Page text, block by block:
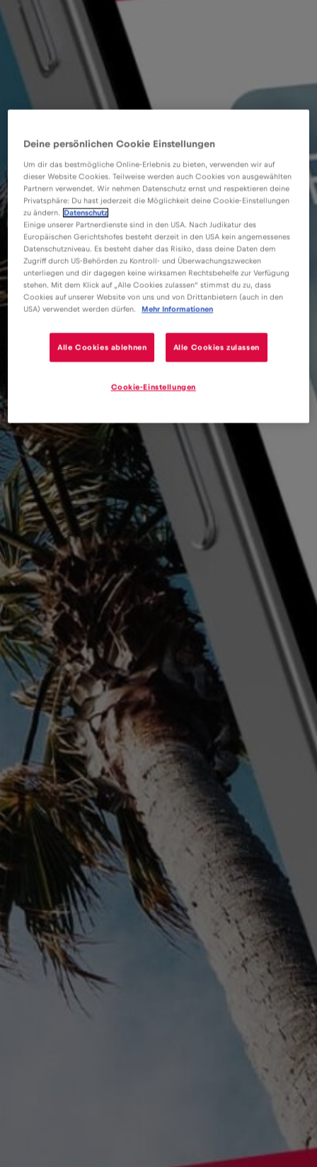
Deine persönlichen Cookie Einstellungen
Um dir das bestmögliche Online-Erlebnis zu bieten, verwenden wir auf
dieser Website Cookies. Teilweise werden auch Cookies von ausgewählten
Partnern verwendet. Wir nehmen Datenschutz ernst und respektieren deine
Privatsphäre: Du hast jederzeit die Möglichkeit deine Cookie-Einstellungen
zu ändern.
Datenschutz
Einige unserer Partnerdienste sind in den USA. Nach Judikatur des
Europäischen Gerichtshofes besteht derzeit in den USA kein angemessenes
Datenschutzniveau. Es besteht daher das Risiko, dass deine Daten dem
Zugriff durch US-Behörden zu Kontroll- und Überwachungszwecken
unterliegen und dir dagegen keine wirksamen Rechtsbehelfe zur Verfügung
stehen. Mit dem Klick auf „Alle Cookies zulassen“ stimmst du zu, dass
Cookies auf unserer Website von uns und von Drittanbietern (auch in den
USA) verwendet werden dürfen.
Mehr Informationen
Alle Cookies ablehnen Alle Cookies zulassen
Cookie-Einstellungen